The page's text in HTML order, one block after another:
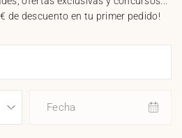
de descuento en tu primer pedido!
Fecha